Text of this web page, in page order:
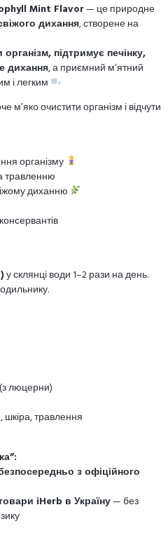
Mint Flavor— це природне
дихання, створене на
підтримує печінку,
дихання, а приємний м’ятний
і легким
м’яко очистити організм і відчути
організму
травленню
диханню
у склянці води 1–2 рази на день.
люцерни)
шкіра, травлення
з офіційного
iHerb в Україну— без